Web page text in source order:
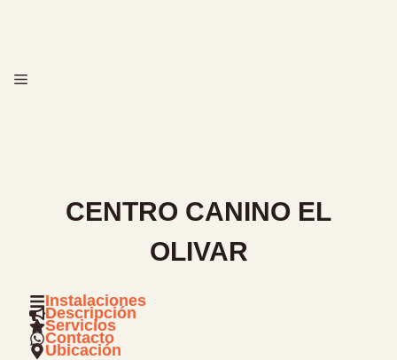
MENÚ
CENTRO CANINO EL
OLIVAR
Instalaciones
Descripción
Servicios
Contacto
Ubicación